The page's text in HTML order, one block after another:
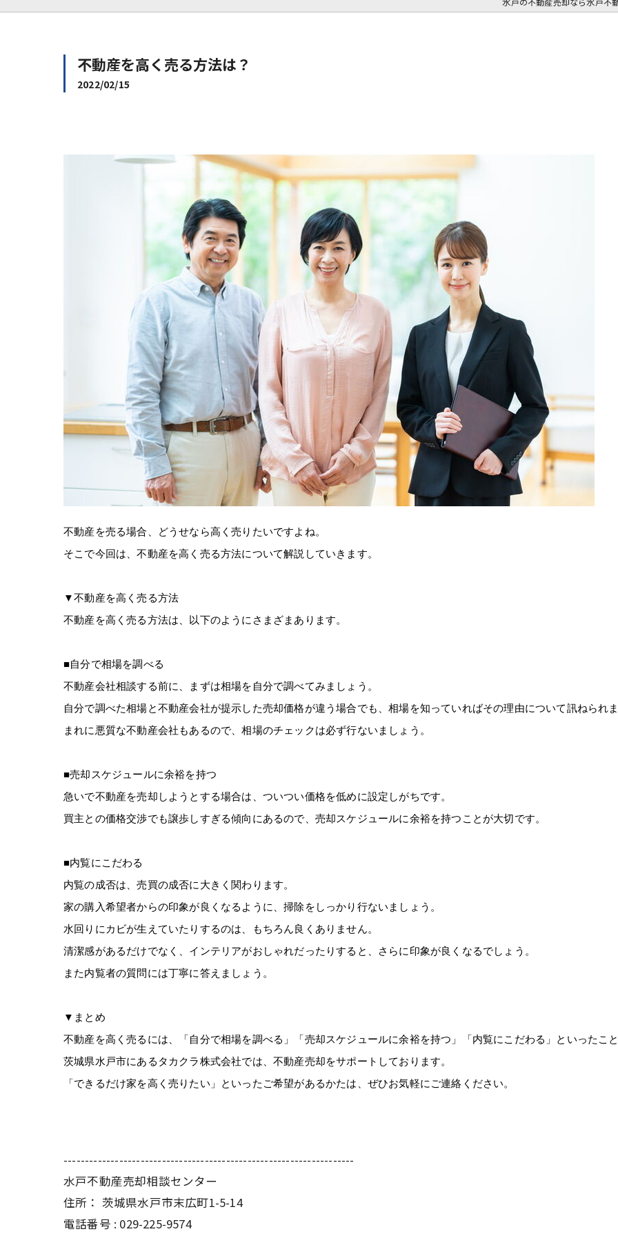
不動産を高く売る方法は？
2022/02/15
不動産を売る場合、どうせなら高く売りたいですよね。
そこで今回は、不動産を高く売る方法について解説していきます。
▼不動産を高く売る方法
不動産を高く売る方法は、以下のようにさまざまあります。
■自分で相場を調べる
不動産会社相談する前に、まずは相場を自分で調べてみましょう。
自分で調べた相場と不動産会社が提示した売却価格が違う場合でも、相場を知っていればその理由について訊ねられま
まれに悪質な不動産会社もあるので、相場のチェックは必ず行ないましょう。
■売却スケジュールに余裕を持つ
急いで不動産を売却しようとする場合は、ついつい価格を低めに設定しがちです。
買主との価格交渉でも譲歩しすぎる傾向にあるので、売却スケジュールに余裕を持つことが大切です。
■内覧にこだわる
内覧の成否は、売買の成否に大きく関わります。
家の購入希望者からの印象が良くなるように、掃除をしっかり行ないましょう。
水回りにカビが生えていたりするのは、もちろん良くありません。
清潔感があるだけでなく、インテリアがおしゃれだったりすると、さらに印象が良くなるでしょう。
また内覧者の質問には丁寧に答えましょう。
▼まとめ
不動産を高く売るには、「自分で相場を調べる」「売却スケジュールに余裕を持つ」「内覧にこだわる」といったこと
茨城県水戸市にあるタカクラ株式会社では、不動産売却をサポートしております。
「できるだけ家を高く売りたい」といったご希望があるかたは、ぜひお気軽にご連絡ください。
--------------------------------------------------------------------
水戸不動産売却相談センター
住所： 茨城県水戸市末広町1-5-14
電話番号 : 029-225-9574